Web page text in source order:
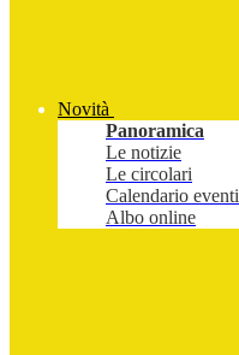
Novità
Panoramica
Le notizie
Le circolari
Calendario eventi
Albo online